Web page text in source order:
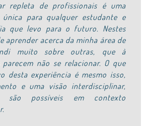
repleta de profissionais é uma
única para qualquer estudante e
que levo para o futuro. Nestes
aprender acerca da minha área de
muito sobre outras, que à
não se relacionar. O que
desta experiência é mesmo isso,
e uma visão interdisciplinar,
são possíveis em contexto